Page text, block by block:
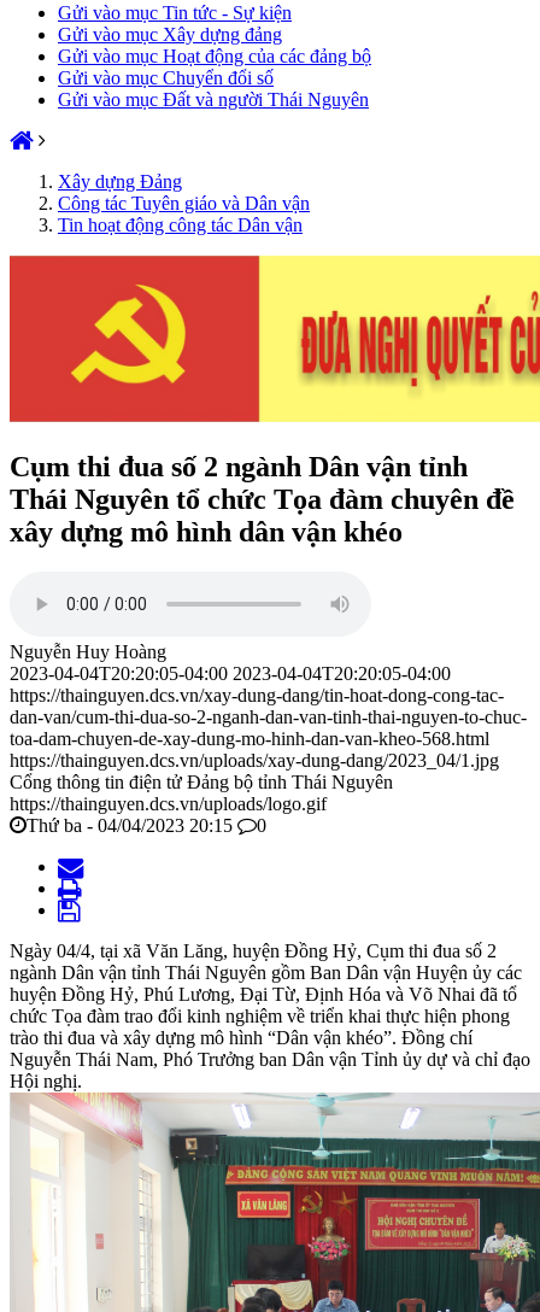
Gửi vào mục Tin tức - Sự kiện
Gửi vào mục Xây dựng đảng
Gửi vào mục Hoạt động của các đảng bộ
Gửi vào mục Chuyển đổi số
Gửi vào mục Đất và người Thái Nguyên
Xây dựng Đảng
Công tác Tuyên giáo và Dân vận
Tin hoạt động công tác Dân vận
Cụm thi đua số 2 ngành Dân vận tỉnh
Thái Nguyên tổ chức Tọa đàm chuyên đề
xây dựng mô hình dân vận khéo
Nguyễn Huy Hoàng
2023-04-04T20:20:05-04:00 2023-04-04T20:20:05-04:00
https://thainguyen.dcs.vn/xay-dung-dang/tin-hoat-dong-cong-tac-
dan-van/cum-thi-dua-so-2-nganh-dan-van-tinh-thai-nguyen-to-chuc-
toa-dam-chuyen-de-xay-dung-mo-hinh-dan-van-kheo-568.html
https://thainguyen.dcs.vn/uploads/xay-dung-dang/2023_04/1.jpg
Cổng thông tin điện tử Đảng bộ tỉnh Thái Nguyên
https://thainguyen.dcs.vn/uploads/logo.gif
Thứ ba - 04/04/2023 20:15
0
Ngày 04/4, tại xã Văn Lăng, huyện Đồng Hỷ, Cụm thi đua số 2
ngành Dân vận tỉnh Thái Nguyên gồm Ban Dân vận Huyện ủy các
huyện Đồng Hỷ, Phú Lương, Đại Từ, Định Hóa và Võ Nhai đã tổ
chức Tọa đàm trao đổi kinh nghiệm về triển khai thực hiện phong
trào thi đua và xây dựng mô hình “Dân vận khéo”. Đồng chí
Nguyễn Thái Nam, Phó Trưởng ban Dân vận Tỉnh ủy dự và chỉ đạo
Hội nghị.